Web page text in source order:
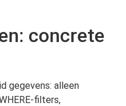
concrete
gegevens: alleen
filters,